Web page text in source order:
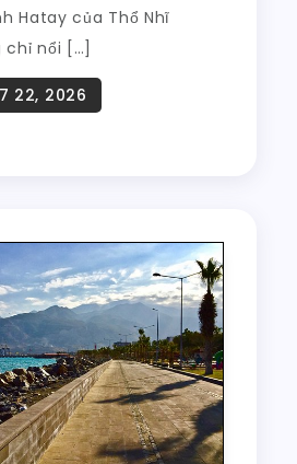
Hatay của Thổ Nhĩ
chỉ nổi […]